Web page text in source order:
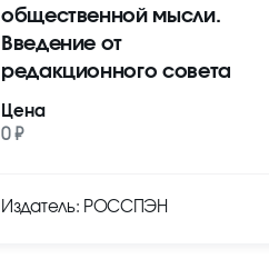
общественной мысли.
Введение от
редакционного совета
Цена
0 ₽
Издатель: РОССПЭН